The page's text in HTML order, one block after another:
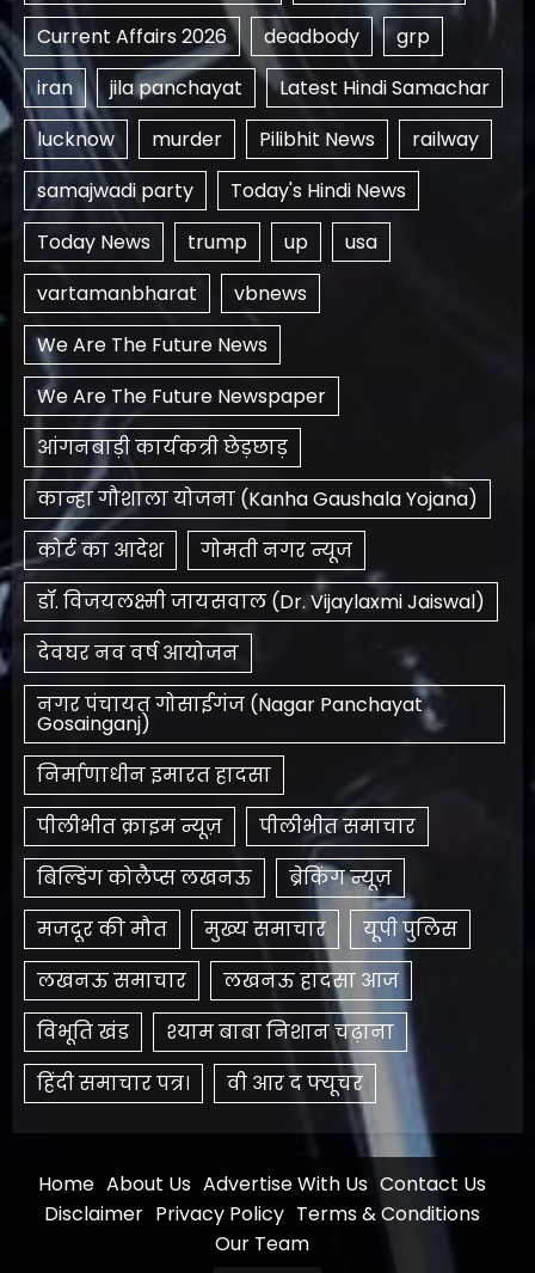
Current Affairs 2026
deadbody
grp
iran
jila panchayat
Latest Hindi Samachar
lucknow
murder Pilibhit News
railway
samajwadi party
Today's Hindi News
Today News
trump up
usa
vartamanbharat
vbnews
We Are The Future News
We Are The Future Newspaper
आंगनबाड़ी कार्यकत्री छेड़छाड़
कान्हा गौशाला योजना (Kanha Gaushala Yojana)
कोर्ट का आदेश
गोमती नगर न्यूज
डॉ. विजयलक्ष्मी जायसवाल (Dr. Vijaylaxmi Jaiswal)
देवघर नव वर्ष आयोजन
नगर पंचायत गोसाईगंज (Nagar Panchayat
Gosainganj)
निर्माणाधीन इमारत हादसा
पीलीभीत क्राइम न्यूज़
पीलीभीत समाचार
बिल्डिंग कोलैप्स लखनऊ
ब्रेकिंग न्यूज़
मजदूर की मौत
मुख्य समाचार
यूपी पुलिस
लखनऊ समाचार
लखनऊ हादसा आज
विभूति खंड
श्याम बाबा निशान चढ़ाना
हिंदी समाचार पत्र।
​वी आर द फ्यूचर
Home About Us Advertise With Us Contact Us
Disclaimer Privacy Policy Terms & Conditions
Our Team